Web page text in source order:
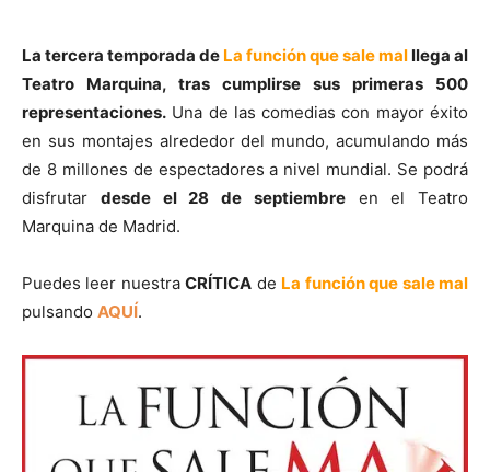
La tercera temporada de La función que sale malllega al
Teatro Marquina, tras cumplirse sus primeras 500
representaciones. Una de las comedias con mayor éxito
en sus montajes alrededor del mundo, acumulando más
de 8 millones de espectadores a nivel mundial. Se podrá
disfrutar desde el 28 de septiembreen el Teatro
Marquina de Madrid.
Puedes leer nuestraCRÍTICA de La función que sale mal
pulsando AQUÍ.